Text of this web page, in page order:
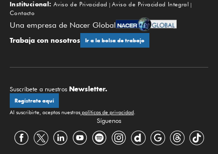
Institucional: Aviso de Privacidad
Aviso de Privacidad Integral
Contacto
Una empresa de Nacer Global
Trabaja con nosotros Ir a la bolsa de trabajo
Suscríbete a nuestros Newsletter.
Regístrate aquí
Al suscribirte, aceptas nuestras políticas de privacidad
Síguenos